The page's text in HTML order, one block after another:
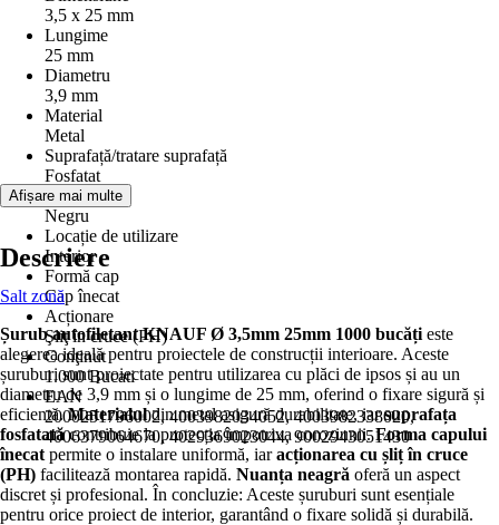
3,5 x 25 mm
Lungime
25 mm
Diametru
3,9 mm
Material
Metal
Suprafață/tratare suprafață
Fosfatat
Nuanţă
Negru
Locație de utilizare
Interior
Formă cap
Cap înecat
Acționare
Şliţ în cruce (PH)
Conţinut
1.000 Bucati
EAN
2000251796002, 4003982034052, 4003982338020,
4006379064670, 4029369023044, 9002943051430
Afișare mai multe
Descriere
Salt zonă
Șurub autofiletant KNAUF Ø 3,5mm 25mm 1000 bucăți este
alegerea ideală pentru proiectele de construcții interioare. Aceste
șuruburi sunt proiectate pentru utilizarea cu plăci de ipsos și au un
diametru de 3,9 mm și o lungime de 25 mm, oferind o fixare sigură și
eficientă.Materialuldin metal asigură durabilitate, iarsuprafața
fosfatatăcontribuie la protecția împotriva coroziunii.Forma capului
înecat permite o instalare uniformă, iaracționarea cu șliț în cruce
(PH) facilitează montarea rapidă. Nuanța neagră oferă un aspect
discret și profesional. În concluzie: Aceste șuruburi sunt esențiale
pentru orice proiect de interior, garantând o fixare solidă și durabilă.